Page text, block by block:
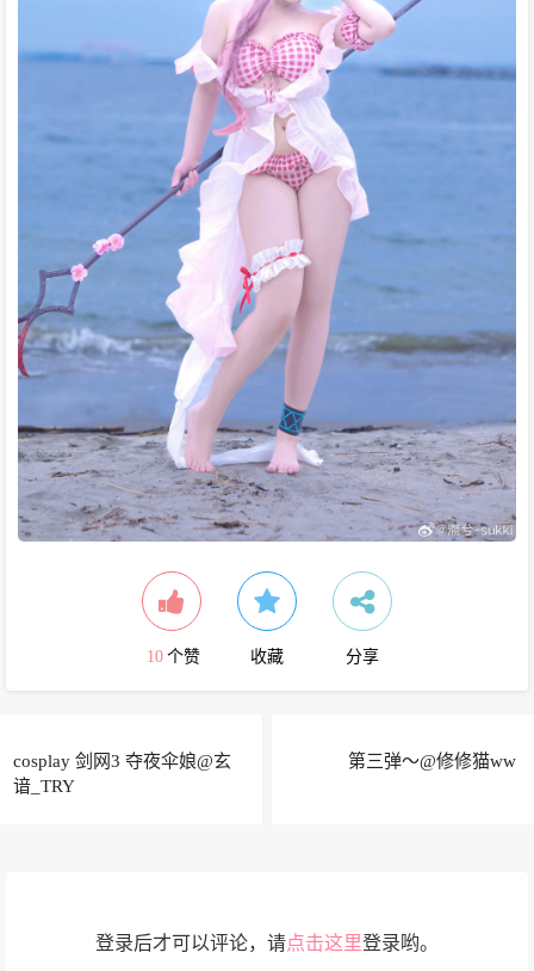
10 个赞 收藏 分享
cosplay 剑网3 夺夜伞娘@玄
谙_TRY
第三弹～@修修猫ww ​​​
登录后才可以评论，请点击这里登录哟。